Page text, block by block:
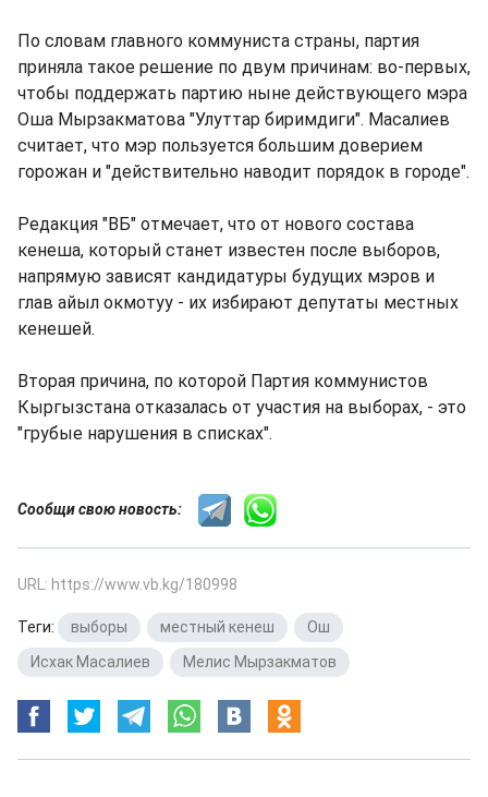
По словам главного коммуниста страны, партия
приняла такое решение по двум причинам: во-первых,
чтобы поддержать партию ныне действующего мэра
Оша Мырзакматова "Улуттар биримдиги". Масалиев
считает, что мэр пользуется большим доверием
горожан и "действительно наводит порядок в городе".
Редакция "ВБ" отмечает, что от нового состава
кенеша, который станет известен после выборов,
напрямую зависят кандидатуры будущих мэров и
глав айыл окмотуу - их избирают депутаты местных
кенешей.
Вторая причина, по которой Партия коммунистов
Кыргызстана отказалась от участия на выборах, - это
"грубые нарушения в списках".
Сообщи свою новость:
URL: https://www.vb.kg/180998
Теги: выборы местный кенеш Ош
Исхак Масалиев
Мелис Мырзакматов